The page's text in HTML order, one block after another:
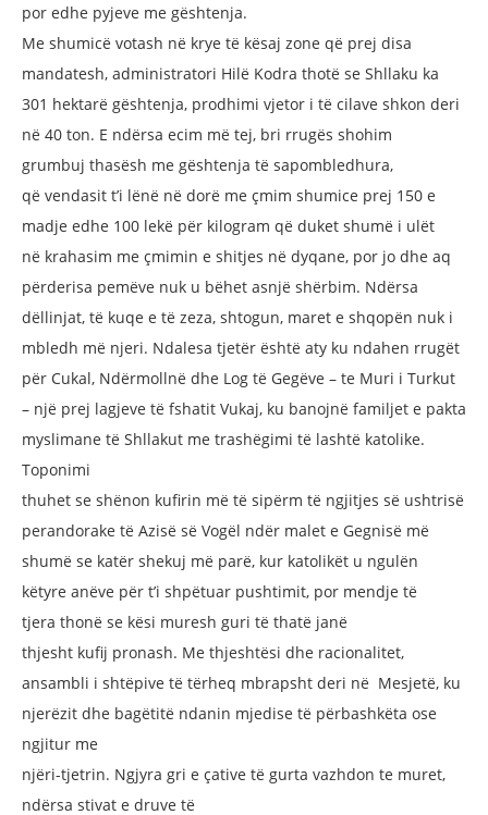
por edhe pyjeve me gështenja.
Me shumicë votash në krye të kësaj zone që prej disa
mandatesh, administratori Hilë Kodra thotë se Shllaku ka
301 hektarë gështenja, prodhimi vjetor i të cilave shkon deri
në 40 ton. E ndërsa ecim më tej, bri rrugës shohim
grumbuj thasësh me gështenja të sapombledhura,
që vendasit t’i lënë në dorë me çmim shumice prej 150 e
madje edhe 100 lekë për kilogram që duket shumë i ulët
në krahasim me çmimin e shitjes në dyqane, por jo dhe aq
përderisa pemëve nuk u bëhet asnjë shërbim. Ndërsa
dëllinjat, të kuqe e të zeza, shtogun, maret e shqopën nuk i
mbledh më njeri. Ndalesa tjetër është aty ku ndahen rrugët
për Cukal, Ndërmollnë dhe Log të Gegëve – te Muri i Turkut
– një prej lagjeve të fshatit Vukaj, ku banojnë familjet e pakta
myslimane të Shllakut me trashëgimi të lashtë katolike.
Toponimi
thuhet se shënon kufirin më të sipërm të ngjitjes së ushtrisë
perandorake të Azisë së Vogël ndër malet e Gegnisë më
shumë se katër shekuj më parë, kur katolikët u ngulën
këtyre anëve për t’i shpëtuar pushtimit, por mendje të
tjera thonë se kësi muresh guri të thatë janë
thjesht kufij pronash. Me thjeshtësi dhe racionalitet,
ansambli i shtëpive të tërheq mbrapsht deri në Mesjetë, ku
njerëzit dhe bagëtitë ndanin mjedise të përbashkëta ose
ngjitur me
njëri-tjetrin. Ngjyra gri e çative të gurta vazhdon te muret,
ndërsa stivat e druve të